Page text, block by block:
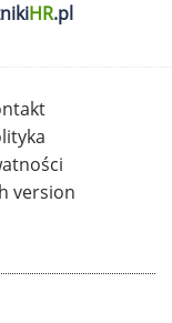
HR.pl
version